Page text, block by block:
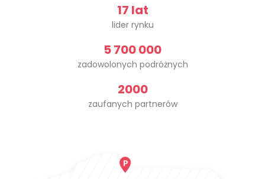
17 lat
lider rynku
5 700 000
zadowolonych podróżnych
2000
zaufanych partnerów